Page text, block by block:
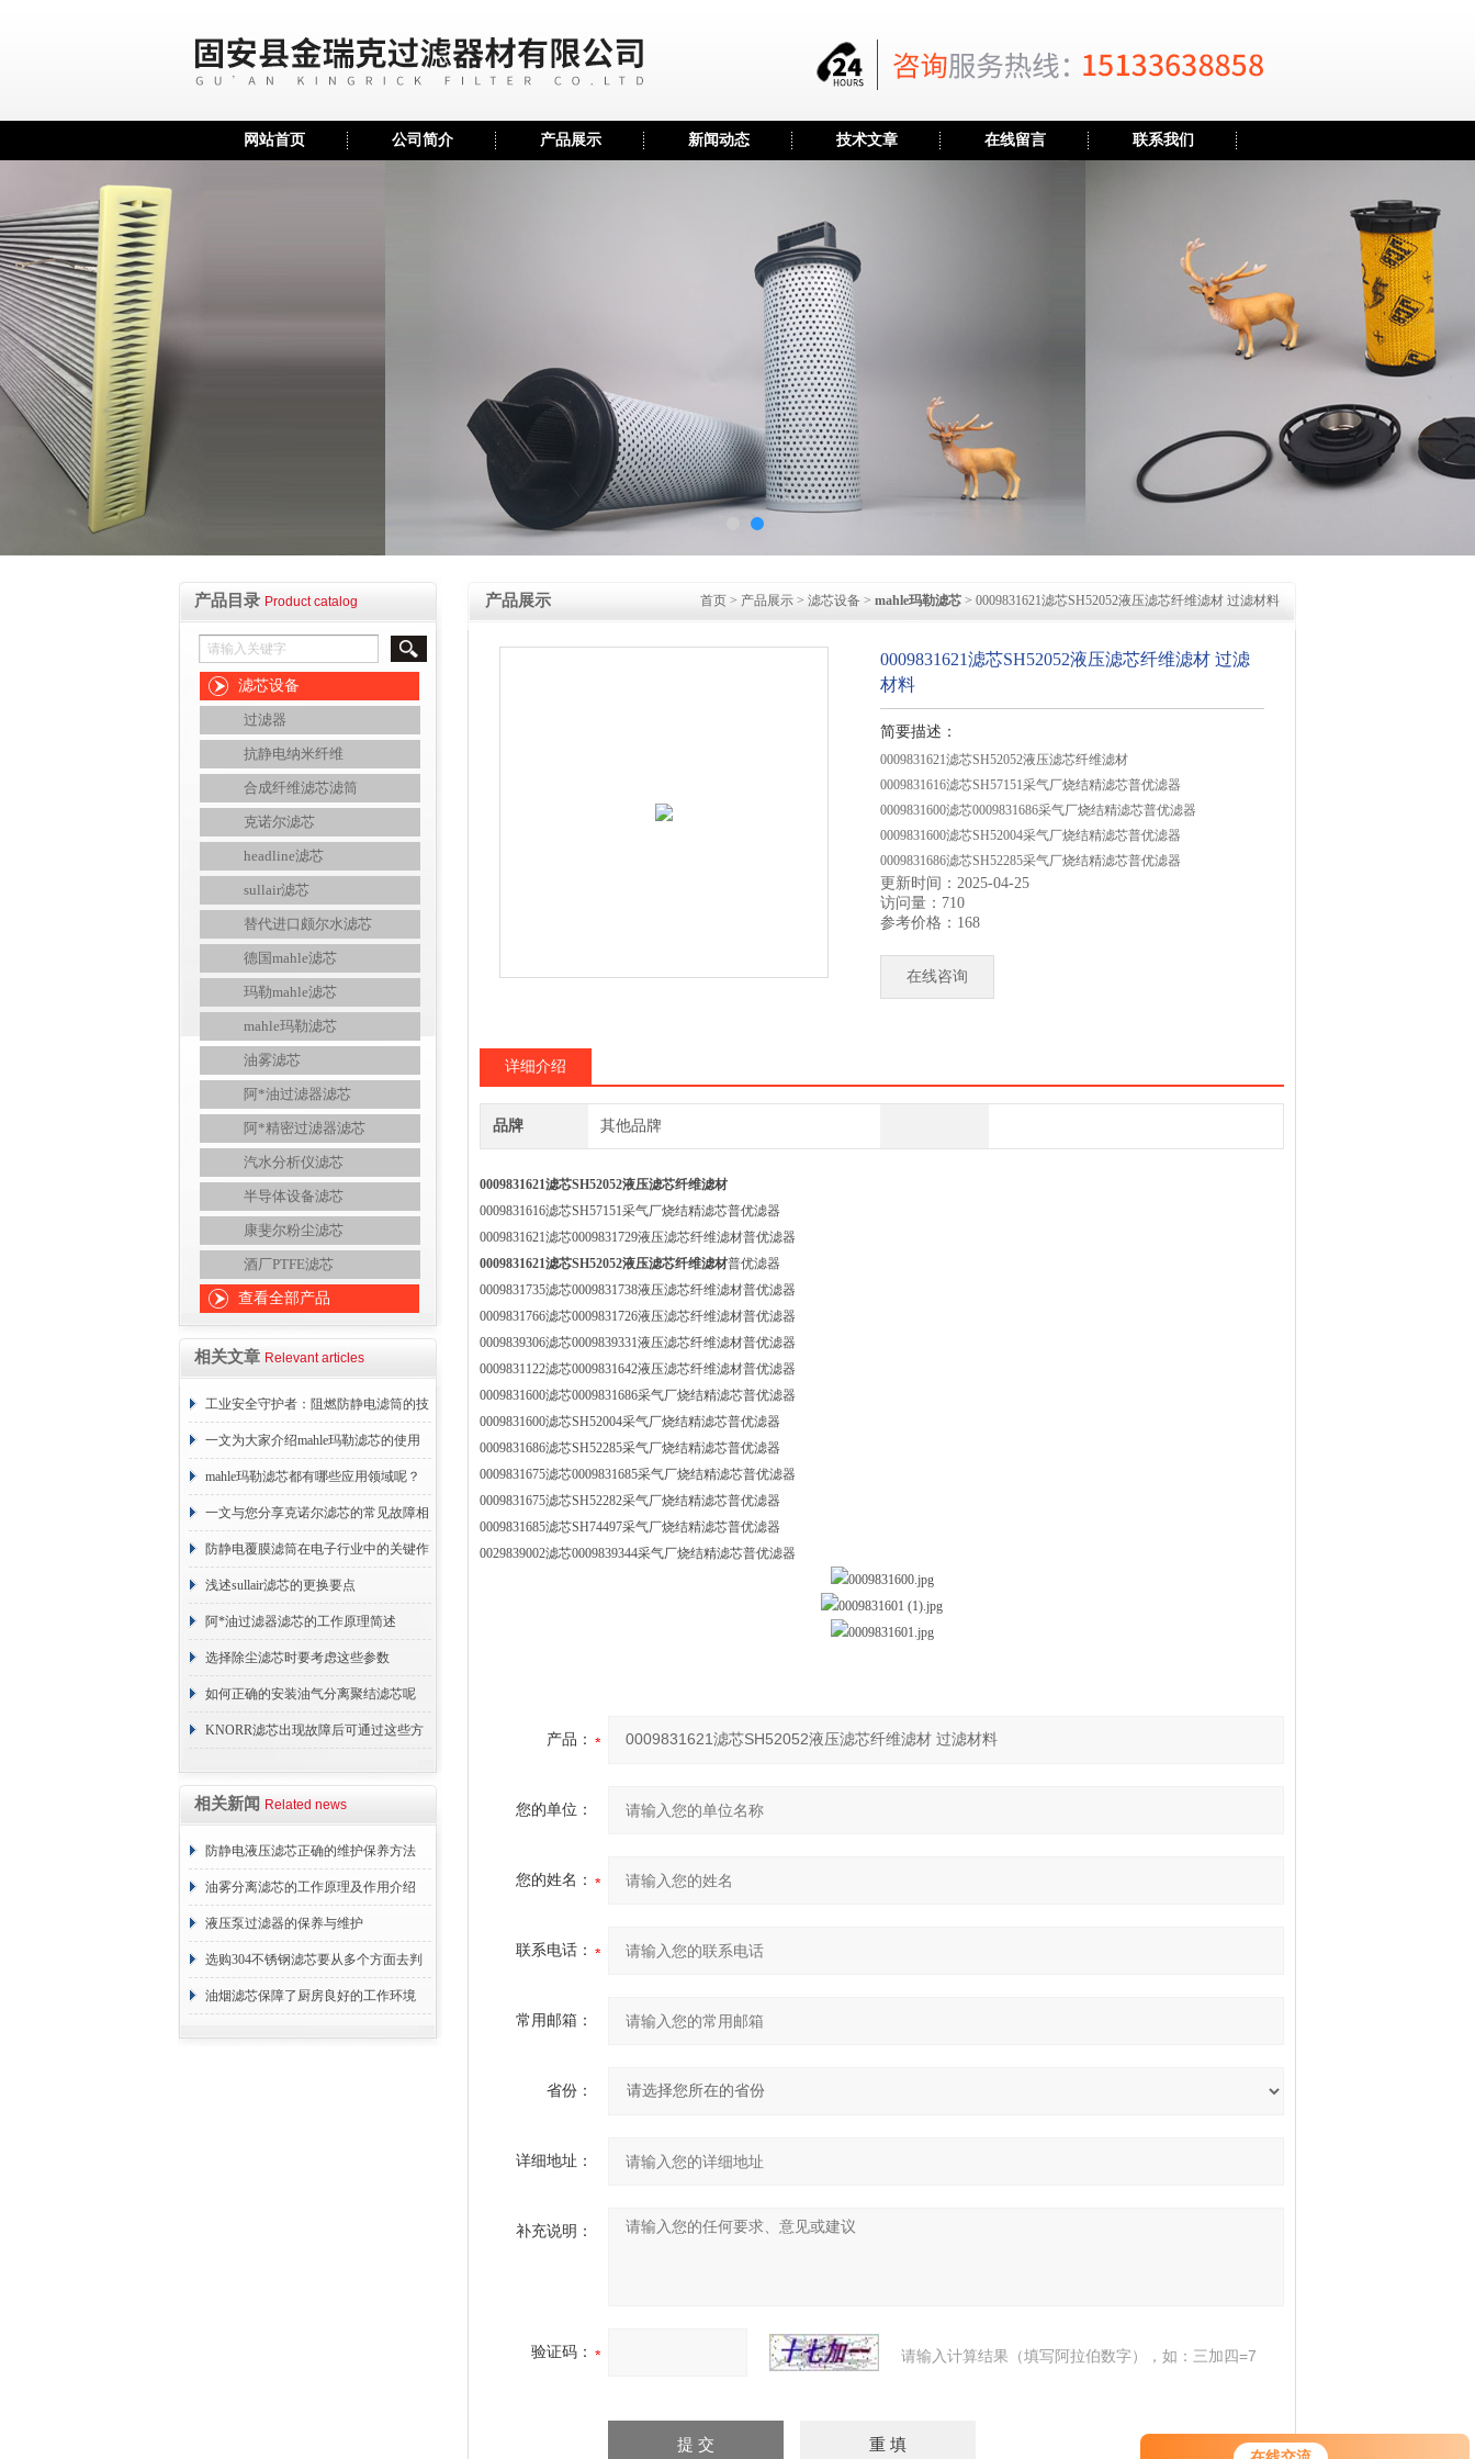
网站首页 公司简介 产品展示 新闻动态 技术文章 在线留言 联系我们
产品目录 Product catalog
滤芯设备
过滤器
抗静电纳米纤维
合成纤维滤芯滤筒
克诺尔滤芯
headline滤芯
sullair滤芯
替代进口颇尔水滤芯
德国mahle滤芯
玛勒mahle滤芯
mahle玛勒滤芯
油雾滤芯
阿*油过滤器滤芯
阿*精密过滤器滤芯
汽水分析仪滤芯
半导体设备滤芯
康斐尔粉尘滤芯
酒厂PTFE滤芯
查看全部产品
相关文章 Relevant articles
工业安全守护者：阻燃防静电滤筒的技
术原理与应用解析
一文为大家介绍mahle玛勒滤芯的使用
原理
mahle玛勒滤芯都有哪些应用领域呢？
一文与您分享克诺尔滤芯的常见故障相
应解决方法
防静电覆膜滤筒在电子行业中的关键作
用
浅述sullair滤芯的更换要点
阿*油过滤器滤芯的工作原理简述
选择除尘滤芯时要考虑这些参数
如何正确的安装油气分离聚结滤芯呢
KNORR滤芯出现故障后可通过这些方
相关新闻 Related news
防静电液压滤芯正确的维护保养方法
油雾分离滤芯的工作原理及作用介绍
液压泵过滤器的保养与维护
选购304不锈钢滤芯要从多个方面去判
断
油烟滤芯保障了厨房良好的工作环境
产品展示 首页 > 产品展示 > 滤芯设备 > mahle玛勒滤芯 > 0009831621滤芯SH52052液压滤芯纤维滤材 过滤材料
0009831621滤芯SH52052液压滤芯纤维滤材 过滤
材料
简要描述：
0009831621滤芯SH52052液压滤芯纤维滤材
0009831616滤芯SH57151采气厂烧结精滤芯普优滤器
0009831600滤芯0009831686采气厂烧结精滤芯普优滤器
0009831600滤芯SH52004采气厂烧结精滤芯普优滤器
0009831686滤芯SH52285采气厂烧结精滤芯普优滤器
0009831675滤芯0009831685采气厂烧结精滤芯普优滤
更新时间：2025-04-25
访问量：710
参考价格：168
在线咨询
详细介绍
品牌 其他品牌
0009831621滤芯SH52052液压滤芯纤维滤材
0009831616滤芯SH57151采气厂烧结精滤芯普优滤器
0009831621滤芯0009831729液压滤芯纤维滤材普优滤器
0009831621滤芯SH52052液压滤芯纤维滤材普优滤器
0009831735滤芯0009831738液压滤芯纤维滤材普优滤器
0009831766滤芯0009831726液压滤芯纤维滤材普优滤器
0009839306滤芯0009839331液压滤芯纤维滤材普优滤器
0009831122滤芯0009831642液压滤芯纤维滤材普优滤器
0009831600滤芯0009831686采气厂烧结精滤芯普优滤器
0009831600滤芯SH52004采气厂烧结精滤芯普优滤器
0009831686滤芯SH52285采气厂烧结精滤芯普优滤器
0009831675滤芯0009831685采气厂烧结精滤芯普优滤器
0009831675滤芯SH52282采气厂烧结精滤芯普优滤器
0009831685滤芯SH74497采气厂烧结精滤芯普优滤器
0029839002滤芯0009839344采气厂烧结精滤芯普优滤器
产品：
您的单位：
您的姓名：
联系电话：
常用邮箱：
省份：
详细地址：
补充说明：
验证码： 请输入计算结果（填写阿拉伯数字），如：三加四=7